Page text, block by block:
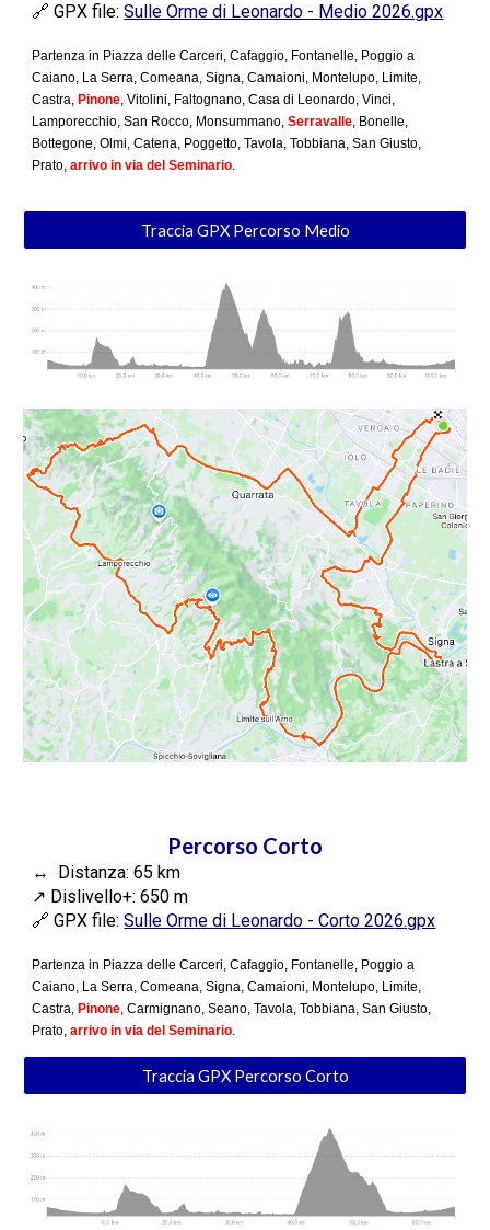
🔗 GPX file:Sulle Orme di Leonardo - Medio 2026.gpx
Partenza in Piazza delle Carceri, Cafaggio, Fontanelle, Poggio a
Caiano, La Serra, Comeana, Signa, Camaioni, Montelupo, Limite,
Castra, Pinone, Vitolini, Faltognano, Casa di Leonardo, Vinci,
Lamporecchio, San Rocco, Monsummano,Serravalle, Bonelle,
Bottegone, Olmi, Catena, Poggetto, Tavola, Tobbiana, San Giusto,
Prato,arrivo in via del Seminario.
Traccia GPX Percorso Medio
Percorso Corto
↔️ Distanza: 65 km
↗️ Dislivello+: 650 m
🔗 GPX file:Sulle Orme di Leonardo - Corto 2026.gpx
Partenza in Piazza delle Carceri, Cafaggio, Fontanelle, Poggio a
Caiano, La Serra, Comeana, Signa, Camaioni, Montelupo, Limite,
Castra, Pinone, Carmignano, Seano, Tavola, Tobbiana, San Giusto,
Prato,arrivo in via del Seminario.
Traccia GPX Percorso Corto